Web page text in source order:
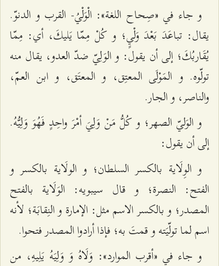
و جاء في «صِحاح اللغة»: الْوَلْيُ- القرب و الدنوّ.
يقال: تباعَدَ بَعْدَ وَلْيٍ؛ و كُلْ مِمّا يَليكَ، أي: مِمّا
يُقَاربُكَ؛ إلى أن يقول: و الوَلِيّ ضدّ العدو، يقال منه
تولّوه. و المَوْلَى المعتِق، و المعتَق، و ابن العمّ،
والناصر، و الجار.
و الوَليّ الصهر؛ و كُلُّ مَنْ وَلِيَ أمْرَ واحِدٍ فَهُوَ وَلِيُّهُ.
إلى أن يقول:
و الوِلَاية بالكسر السلطان؛ و الولَاية بالكسر و
الفتح: النصرة؛ و قال سيبويه: الوَلَاية بالفتح
المصدر؛ و بالكسر الاسم مثل: الإمارة و النِقابَة؛ لأنه
اسم لما تولّيَته و قمتَ به؛ فإذا أرادوا المصدر فتحوا.
و جاء في «أقرب الموارد»: وَلَاهُ وَ وَلِيَهُ يَلِيهِ، من